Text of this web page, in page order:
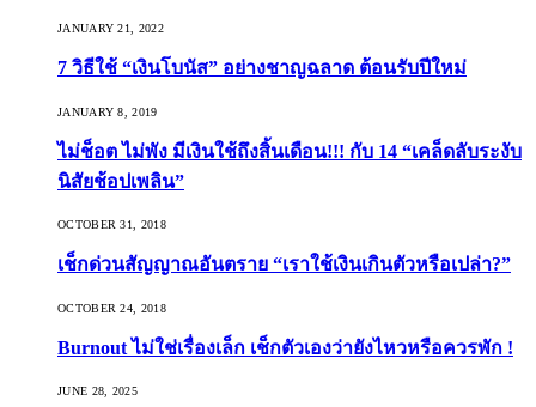
JANUARY 21, 2022
7 วิธีใช้ “เงินโบนัส” อย่างชาญฉลาด ต้อนรับปีใหม่
JANUARY 8, 2019
ไม่ช็อต ไม่พัง มีเงินใช้ถึงสิ้นเดือน!!! กับ 14 “เคล็ดลับระงับ
นิสัยช้อปเพลิน”
OCTOBER 31, 2018
เช็กด่วนสัญญาณอันตราย “เราใช้เงินเกินตัวหรือเปล่า?”
OCTOBER 24, 2018
Burnout ไม่ใช่เรื่องเล็ก เช็กตัวเองว่ายังไหวหรือควรพัก !
JUNE 28, 2025